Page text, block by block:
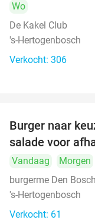
Wo
De Kakel Club
's-Hertogenbosch
Verkocht: 306
Burger naar
salade voor
Vandaag
Morgen
burgerme Den Bosch
's-Hertogenbosch
Verkocht: 61